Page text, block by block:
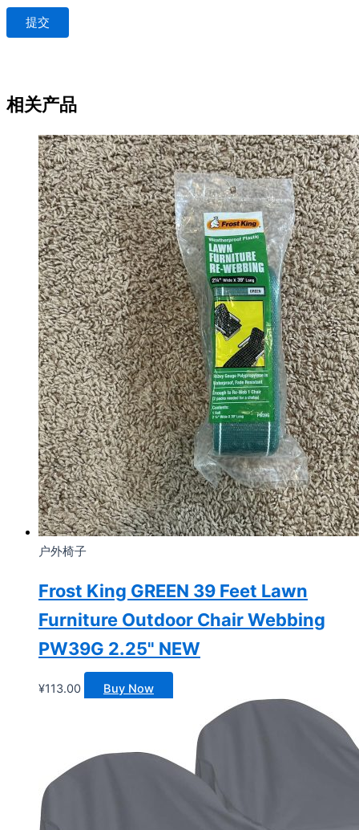
相关产品
户外椅子
Frost King GREEN 39 Feet Lawn
Furniture Outdoor Chair Webbing
PW39G 2.25" NEW
¥113.00 Buy Now